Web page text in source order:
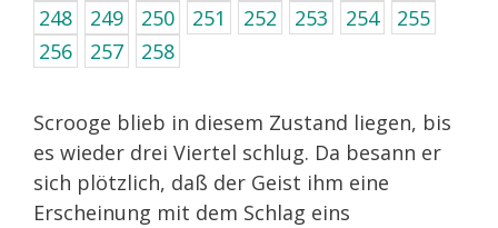
248
249 250 251 252 253 254
255
256
257 258
Scrooge blieb in diesem Zustand liegen, bis
es wieder drei Viertel schlug. Da besann er
sich plötzlich, daß der Geist ihm eine
Erscheinung mit dem Schlag eins